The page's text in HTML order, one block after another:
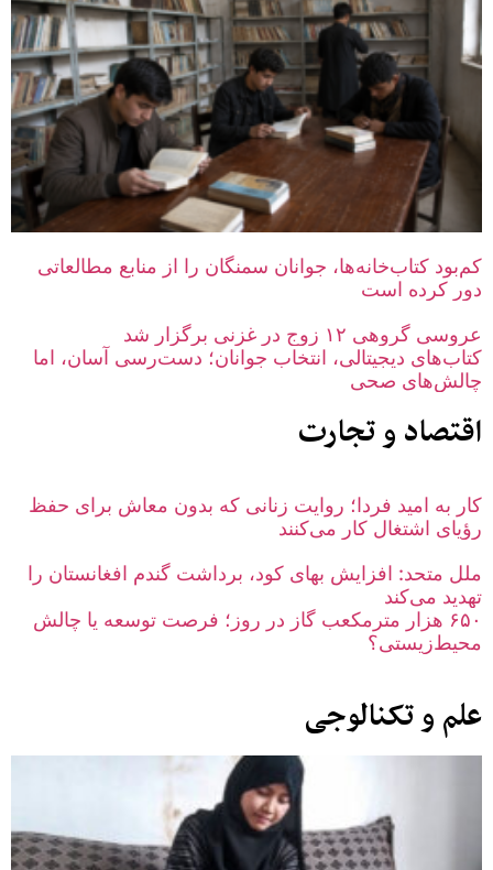
کم‌بود کتاب‌خانه‌ها، جوانان سمنگان را از منابع مطالعاتی
دور کرده است
عروسی گروهی ۱۲ زوج در غزنی برگزار شد
کتاب‌های دیجیتالی، انتخاب جوانان؛ دست‌رسی آسان، اما
چالش‌های صحی
اقتصاد و تجارت
کار به امید فردا؛ روایت زنانی که بدون معاش برای حفظ
رؤیای اشتغال کار می‌کنند
ملل متحد: افزایش بهای کود، برداشت گندم افغانستان را
تهدید می‌کند
۶۵۰ هزار مترمکعب گاز در روز؛ فرصت توسعه یا چالش
محیط‌زیستی؟
علم و تکنالوجی